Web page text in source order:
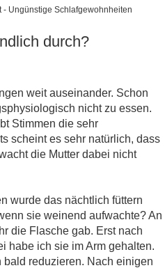
- Ungünstige Schlafgewohnheiten
durch?
weit auseinander. Schon
nicht zu essen.
Stimmen die sehr
scheint es sehr natürlich, dass
die Mutter dabei nicht
wurde das nächtlich füttern
sie weinend aufwachte? An
die Flasche gab. Erst nach
habe ich sie im Arm gehalten.
reduzieren. Nach einigen